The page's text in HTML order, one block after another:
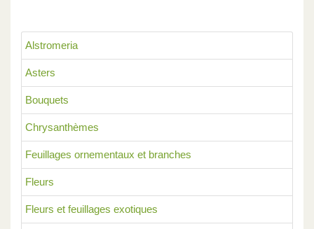
Alstromeria
Asters
Bouquets
Chrysanthèmes
Feuillages ornementaux et branches
Fleurs
Fleurs et feuillages exotiques